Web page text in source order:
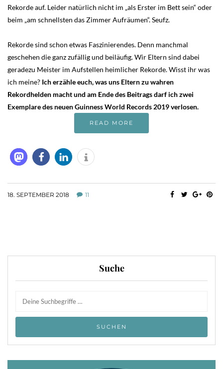
Rekorde auf. Leider natürlich nicht im „als Erster im Bett sein“ oder
beim „am schnellsten das Zimmer Aufräumen“. Seufz.
Rekorde sind schon etwas Faszinierendes. Denn manchmal
geschehen die ganz zufällig und beiläufig. Wir Eltern sind dabei
geradezu Meister im Aufstellen heimlicher Rekorde. Wisst ihr was
ich meine? Ich erzähle euch, was uns Eltern zu wahren
Rekordhelden macht und am Ende des Beitrags darf ich zwei
Exemplare des neuen Guinness World Records 2019 verlosen.
READ MORE
18. SEPTEMBER 2018 11
Suche